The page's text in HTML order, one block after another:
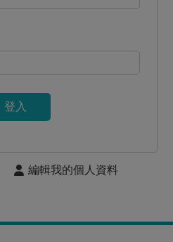
登入
編輯我的個人資料